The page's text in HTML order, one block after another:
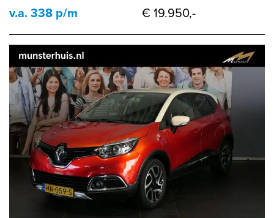
v.a. 338 p/m € 19.950,-